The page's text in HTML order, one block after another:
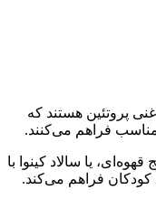
پروتئین هستند که
فراهم می‌کنند.
یا سالاد کینوا با
کودکان فراهم می‌کند.